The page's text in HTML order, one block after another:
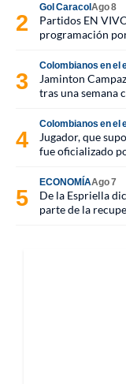
Gol CaracolAgo 8
Partidos EN
programación
Colombianos en el
Jaminton
tras una semana
Colombianos en el
Jugador, que
fue oficializado
ECONOMÍAAgo 7
De la Espriella
parte de la